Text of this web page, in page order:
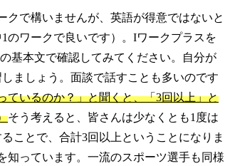
で構いませんが、英語が得意ではないと
のワークで良いです）。Iワークプラスを
基本文で確認してみてください。自分が
ましょう。面談で話すことも多いのです
ているのか？」と聞くと、「3回以上」と
そう考えると、皆さんは少なくとも1度は
ことで、合計3回以上ということになりま
知っています。一流のスポーツ選手も同様